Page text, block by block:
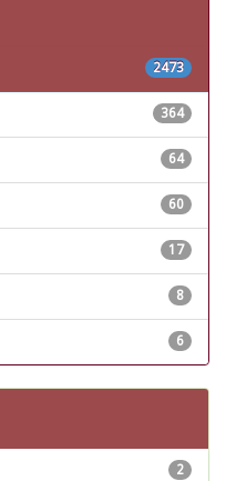
2473
364
64
60
17
8
6
2